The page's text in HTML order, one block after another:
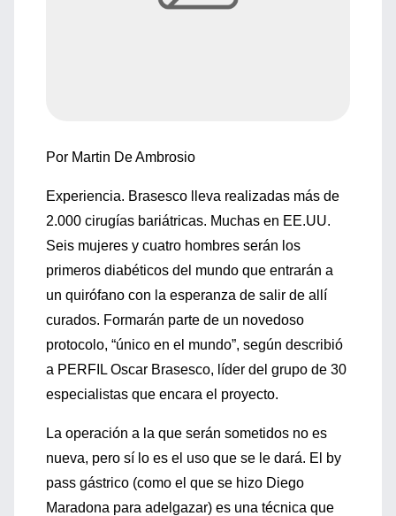
Por Martin De Ambrosio
Experiencia. Brasesco lleva realizadas más de
2.000 cirugías bariátricas. Muchas en EE.UU.
Seis mujeres y cuatro hombres serán los
primeros diabéticos del mundo que entrarán a
un quirófano con la esperanza de salir de allí
curados. Formarán parte de un novedoso
protocolo, “único en el mundo”, según describió
a PERFIL Oscar Brasesco, líder del grupo de 30
especialistas que encara el proyecto.
La operación a la que serán sometidos no es
nueva, pero sí lo es el uso que se le dará. El by
pass gástrico (como el que se hizo Diego
Maradona para adelgazar) es una técnica que